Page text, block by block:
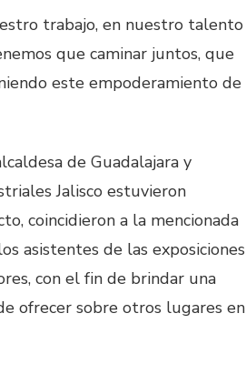
trabajo, en nuestro talento
que caminar juntos, que
este empoderamiento de
de Guadalajara y
Jalisco estuvieron
coincidieron a la mencionada
asistentes de las exposiciones
con el fin de brindar una
ofrecer sobre otros lugares en